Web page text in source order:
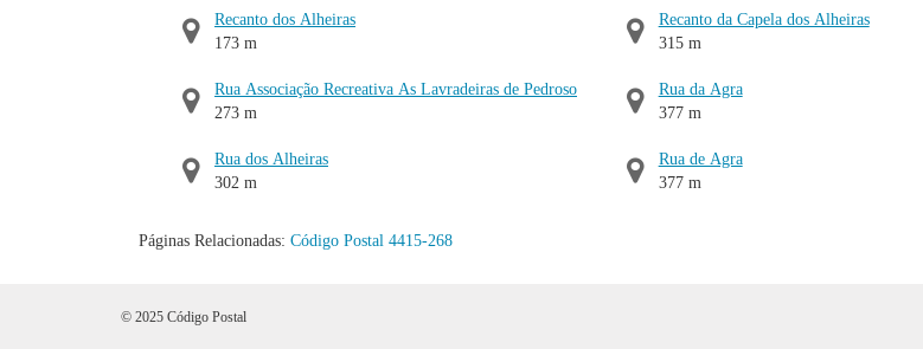
Recanto dos Alheiras
173 m
Rua Associação Recreativa As Lavradeiras de Pedroso
273 m
Rua dos Alheiras
302 m
Recanto da Capela dos Alheiras
315 m
Rua da Agra
377 m
Rua de Agra
377 m
Páginas Relacionadas: Código Postal 4415-268
© 2025 Código Postal